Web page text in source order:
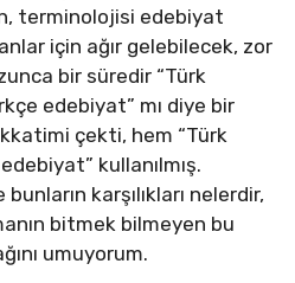
terminolojisi edebiyat
için ağır gelebilecek, zor
bir süredir “Türk
edebiyat” mı diye bir
çekti, hem “Türk
kullanılmış.
karşılıkları nelerdir,
bitmek bilmeyen bu
umuyorum.